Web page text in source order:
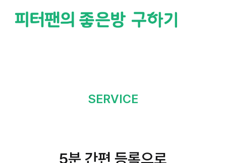
SERVICE
5분 간편 등록으로